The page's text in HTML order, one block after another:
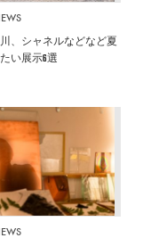
、シャネルなどなど夏
い展示6選